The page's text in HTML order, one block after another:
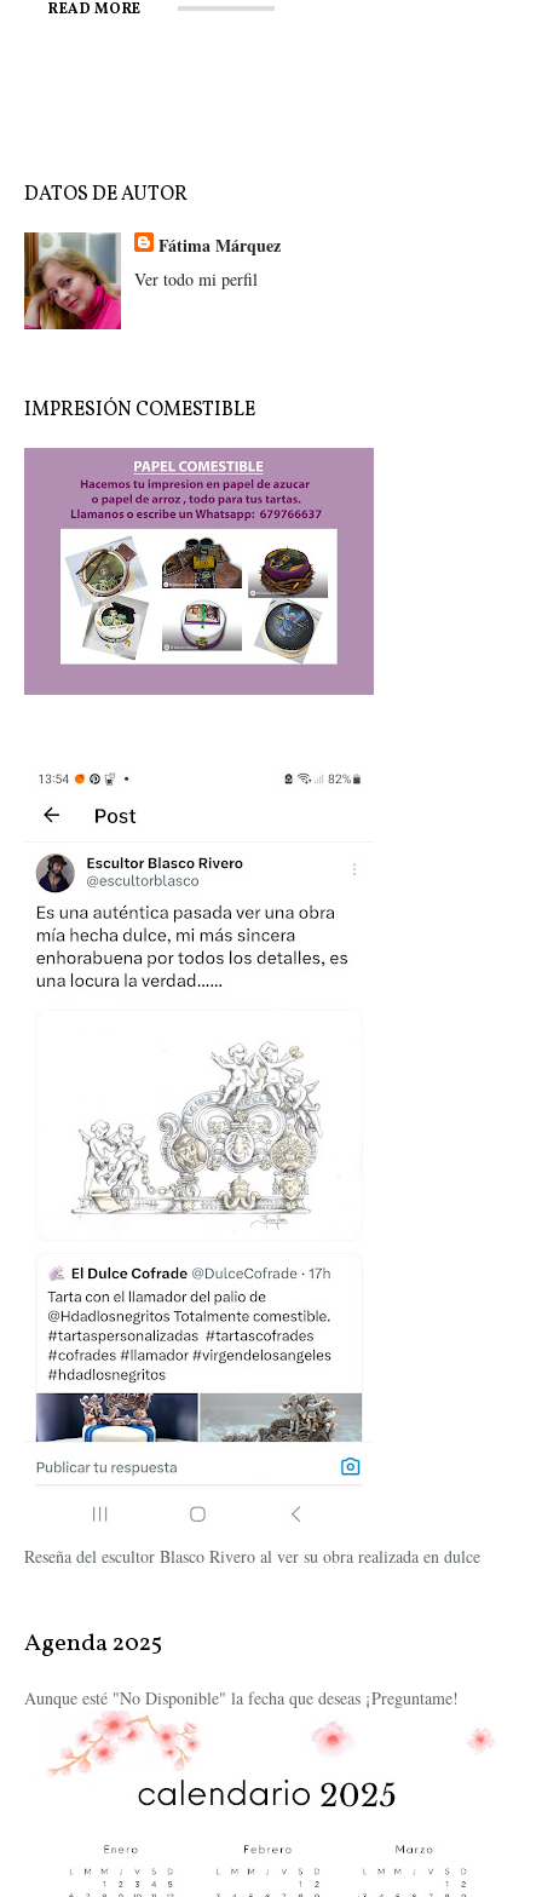
READ MORE
READ MORE
READ MORE
DATOS DE AUTOR
Fátima Márquez
Ver todo mi perfil
IMPRESIÓN COMESTIBLE
Reseña del escultor Blasco Rivero al ver su obra realizada en dulce
Agenda 2025
Aunque esté "No Disponible" la fecha que deseas ¡Preguntame!